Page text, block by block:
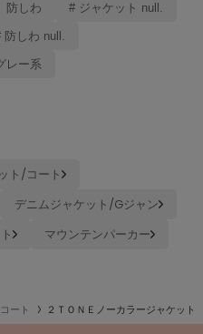
防しわ # ジャケット null.
防しわ null.
レー系
ト/コート
デニムジャケット/Gジャン
マウンテンパーカー
ート ２ＴＯＮＥノーカラージャケット